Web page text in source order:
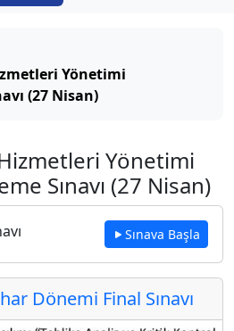
Yönetimi
(27 Nisan)
Yönetimi
Sınavı (27 Nisan)
Sınava Başla
Dönemi Final Sınavı